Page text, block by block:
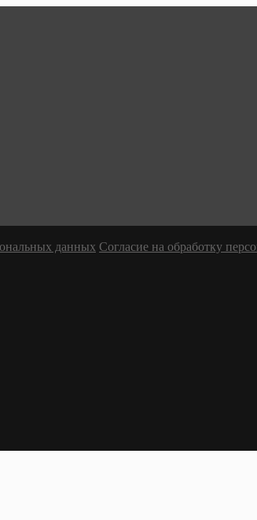
данных Согласие на обработку